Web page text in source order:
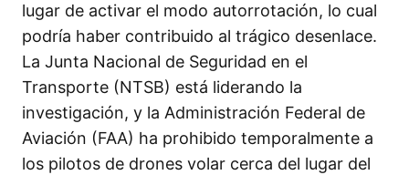
lugar de activar el modo autorrotación, lo cual
podría haber contribuido al trágico desenlace.
La Junta Nacional de Seguridad en el
Transporte (NTSB) está liderando la
investigación, y la Administración Federal de
Aviación (FAA) ha prohibido temporalmente a
los pilotos de drones volar cerca del lugar del